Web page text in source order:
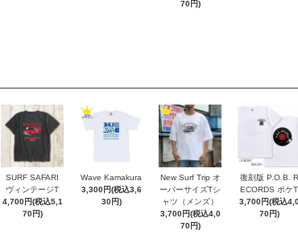
70円)
SURF SAFARI
ヴィンテージT
4,700円(税込5,1
70円)
Wave Kamakura
3,300円(税込3,6
30円)
New Surf Trip オ
ーバーサイズTシ
ャツ（メンズ）
3,700円(税込4,0
70円)
復刻版 P.O.B. R
ECORDS ポケT
3,700円(税込
70円)